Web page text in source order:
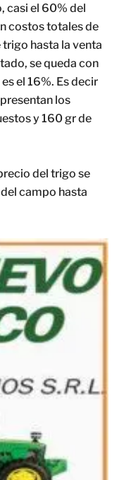
casi el 60% del
costos totales de
hasta la venta
se queda con
el 16%. Es decir
los
y 160 gr de
del trigo se
campo hasta